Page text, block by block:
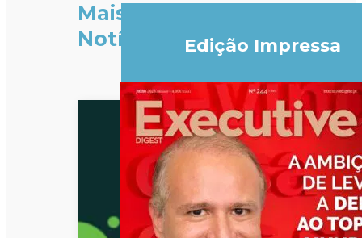
Mais
Notícias
Edição Impressa